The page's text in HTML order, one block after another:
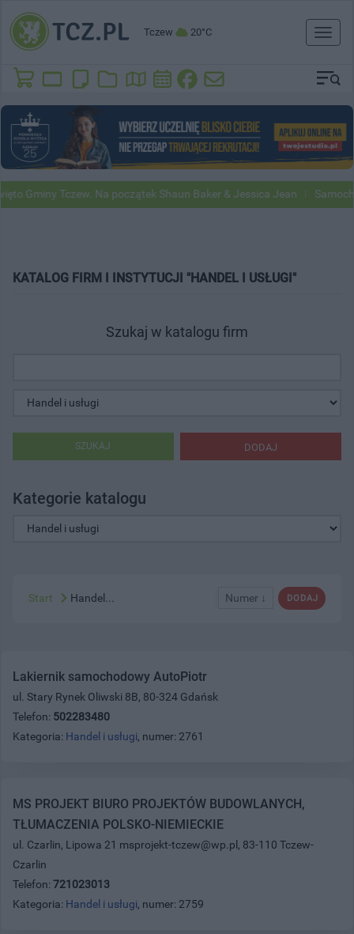
Tczew 20°C
Toggle
Gminy Tczew. Na początek Shaun Baker & Jessica Jean
KATALOG FIRM I INSTYTUCJI "HANDEL I USŁUGI"
Szukaj w katalogu firm
DODAJ
SZUKAJ
Kategorie katalogu
DODAJ
Numer ↓
Start Handel...
Lakiernik samochodowy AutoPiotr
ul. Stary Rynek Oliwski 8B, 80-324 Gdańsk
Telefon: 502283480
Kategoria: Handel i usługi, numer: 2761
MS PROJEKT BIURO PROJEKTÓW BUDOWLANYCH,
TŁUMACZENIA POLSKO-NIEMIECKIE
ul. Czarlin, Lipowa 21 msprojekt-tczew@wp.pl, 83-110 Tczew-
Czarlin
Telefon: 721023013
Kategoria: Handel i usługi, numer: 2759